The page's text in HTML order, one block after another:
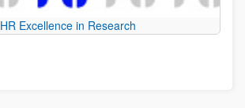
HR Excellence in Research